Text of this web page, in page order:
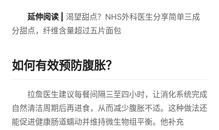
延伸阅读 |
渴望甜点？NHS外科医生分享简单三成
分甜点，纤维含量超过五片面包
如何有效预防腹胀？
拉詹医生建议每餐间隔三至四小时，让消化系统完成
自然清洁周期后再进食，从而减少腹胀不适。这种做法还
能促进健康肠道蠕动并维持微生物组平衡。他补充